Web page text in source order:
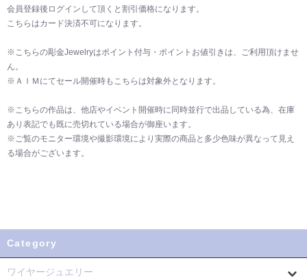
会員登録後ログインして頂くと割引価格になります。
こちらはカード決済不可になります。
※こちらの彫金Jewelryはポイント付与・ポイントお値引きは、ご利用頂けませ
ん。
※ＡＩＭにてセール開催時もこちらは対象外となります。
※こちらの作品は、他店やイベント開催時に同時並行で出品している為、在庫
あり表記でも既に売切れている場合が御座います。
※ご覧のモニター環境や撮影環境により実際の商品と多少色味が異なって見え
る場合がございます。
Category
ワイヤージュエリー